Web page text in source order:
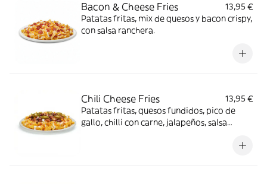
Bacon & Cheese Fries
13,95 €
Patatas fritas, mix de quesos y bacon crispy,
con salsa ranchera.
Chili Cheese Fries
13,95 €
Patatas fritas, quesos fundidos, pico de
gallo, chilli con carne, jalapeños, salsa